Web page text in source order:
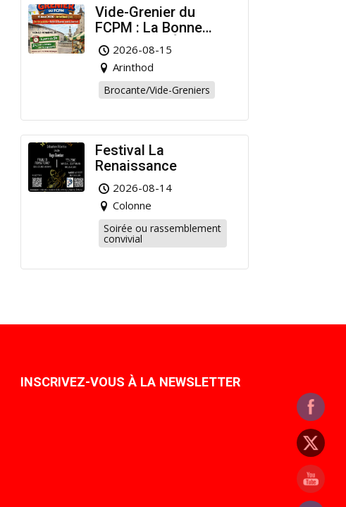
Vide-Grenier du
FCPM : La Bonne
Affaire de l’Été à
Arinthod !
2026-08-15
Arinthod
Brocante/Vide-Greniers
Festival La
Renaissance
2026-08-14
Colonne
Soirée ou rassemblement
convivial